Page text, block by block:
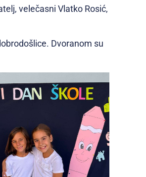
velečasni Vlatko Rosić,
Dvoranom su